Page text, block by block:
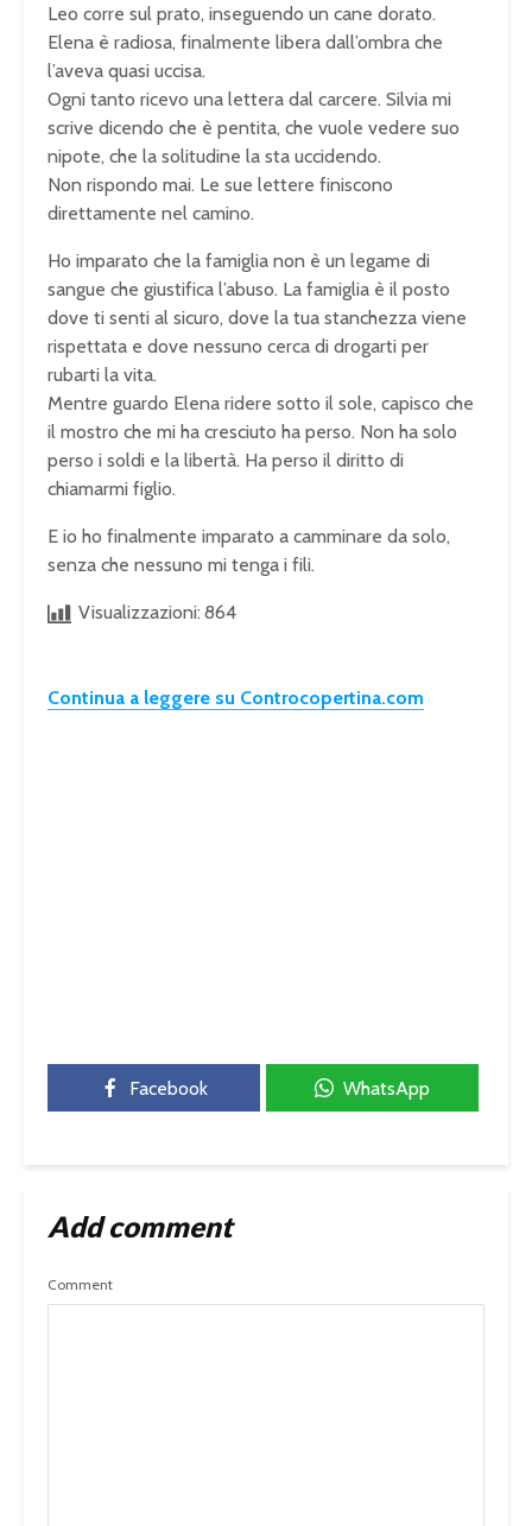
Leo corre sul prato, inseguendo un cane dorato.
Elena è radiosa, finalmente libera dall’ombra che
l’aveva quasi uccisa.
Ogni tanto ricevo una lettera dal carcere. Silvia mi
scrive dicendo che è pentita, che vuole vedere suo
nipote, che la solitudine la sta uccidendo.
Non rispondo mai. Le sue lettere finiscono
direttamente nel camino.
Ho imparato che la famiglia non è un legame di
sangue che giustifica l’abuso. La famiglia è il posto
dove ti senti al sicuro, dove la tua stanchezza viene
rispettata e dove nessuno cerca di drogarti per
rubarti la vita.
Mentre guardo Elena ridere sotto il sole, capisco che
il mostro che mi ha cresciuto ha perso. Non ha solo
perso i soldi e la libertà. Ha perso il diritto di
chiamarmi figlio.
E io ho finalmente imparato a camminare da solo,
senza che nessuno mi tenga i fili.
Visualizzazioni: 864
Continua a leggere su Controcopertina.com
Facebook WhatsApp
Add comment
Comment